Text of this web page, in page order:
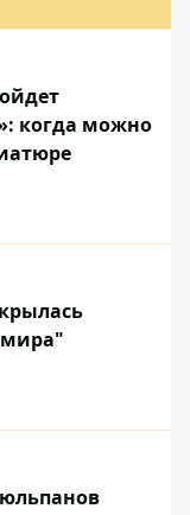
когда можно
мира"